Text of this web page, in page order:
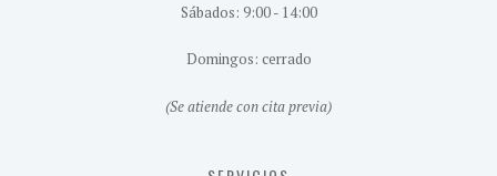
Sábados: 9:00 - 14:00
Domingos: cerrado
(Se atiende con cita previa)